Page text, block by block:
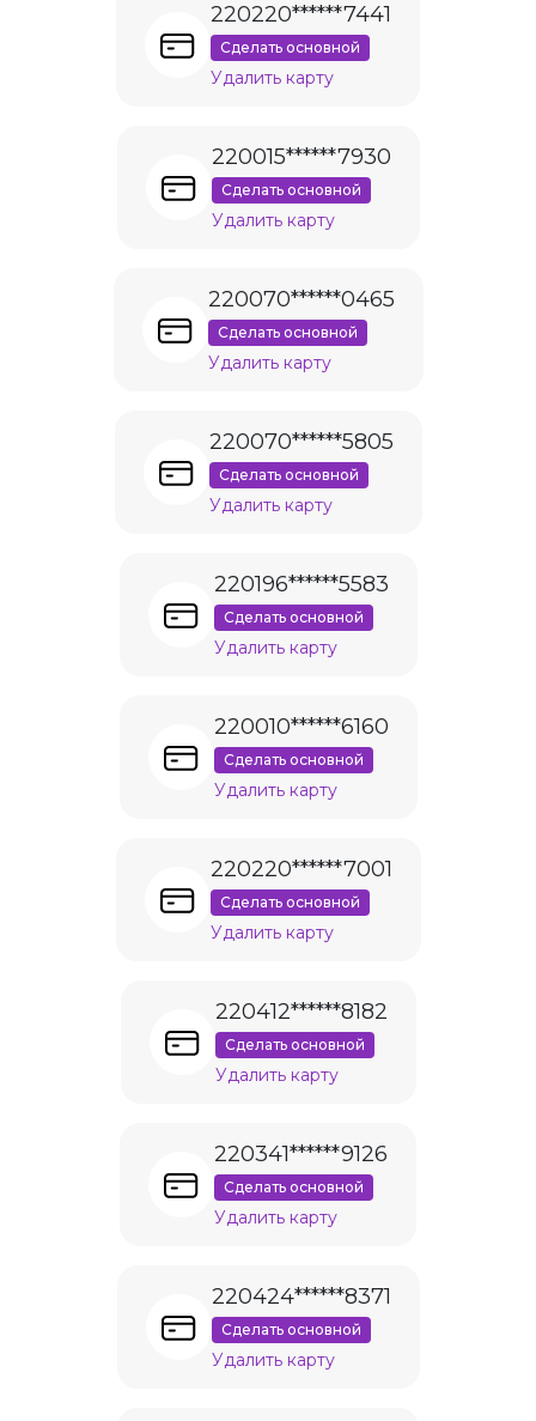
220220******7441
Сделать основной
Удалить карту
220015******7930
Сделать основной
Удалить карту
220070******0465
Сделать основной
Удалить карту
220070******5805
Сделать основной
Удалить карту
220196******5583
Сделать основной
Удалить карту
220010******6160
Сделать основной
Удалить карту
220220******7001
Сделать основной
Удалить карту
220412******8182
Сделать основной
Удалить карту
220341******9126
Сделать основной
Удалить карту
220424******8371
Сделать основной
Удалить карту